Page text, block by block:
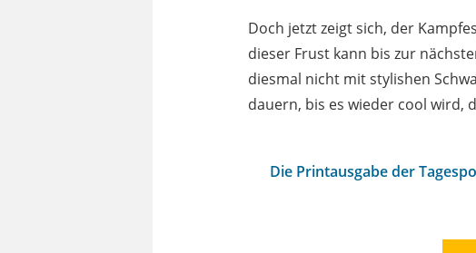
Doch jetzt zeigt sich, der
dieser Frust kann bis zur
diesmal nicht mit stylishen
dauern, bis es wieder cool wird,
Die Printausgabe der